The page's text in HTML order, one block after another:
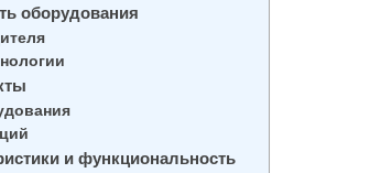
оборудования
и функциональность